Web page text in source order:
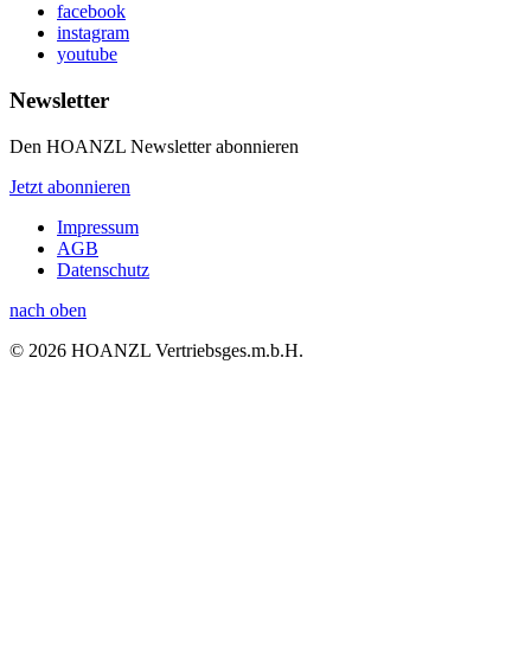
facebook
instagram
youtube
Newsletter
Den HOANZL Newsletter abonnieren
Jetzt abonnieren
Impressum
AGB
Datenschutz
nach oben
© 2026 HOANZL Vertriebsges.m.b.H.